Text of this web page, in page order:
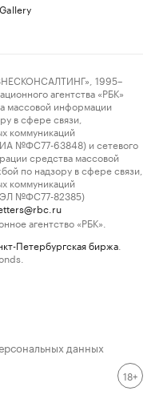
1995–
агентства «РБК»
массовой информации
в сфере связи,
коммуникаций
№ФС77-63848) и сетевого
средства массовой
по надзору в сфере связи,
коммуникаций
ЭЛ №ФС77-82385)
агентство «РБК».
Петербургская биржа
данных
18+